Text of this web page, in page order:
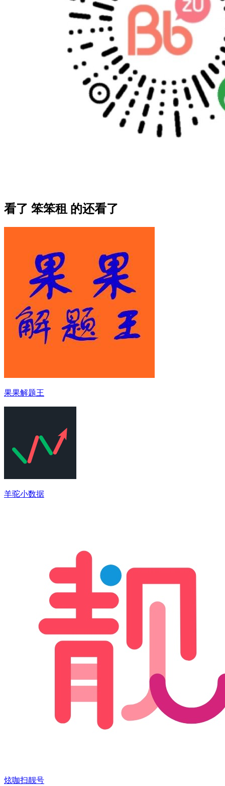
看了 笨笨租 的还看了
果果解题王
羊驼小数据
炫咖扫靓号